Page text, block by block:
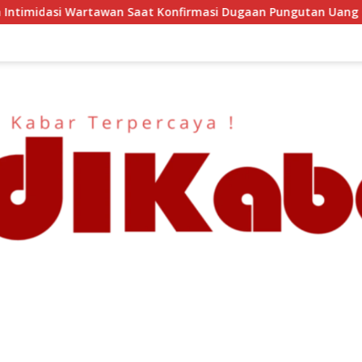
Dugaan Pungutan Uang Gedung, Anggota Komite SMAN